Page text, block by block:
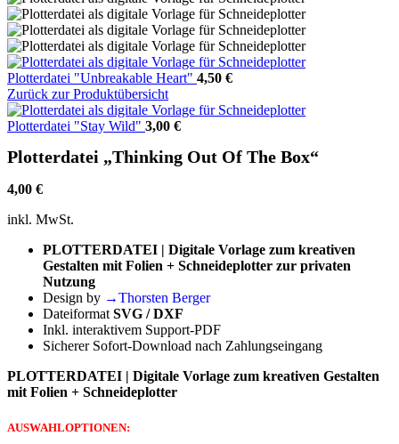
Plotterdatei "Unbreakable Heart" 4,50 €
Zurück zur Produktübersicht
Plotterdatei "Stay Wild" 3,00 €
Plotterdatei „Thinking Out Of The Box“
4,00 €
inkl. MwSt.
PLOTTERDATEI | Digitale Vorlage zum kreativen
Gestalten mit Folien + Schneideplotter zur privaten
Nutzung
Design by →Thorsten Berger
Dateiformat SVG / DXF
Inkl. interaktivem Support-PDF
Sicherer Sofort-Download nach Zahlungseingang
PLOTTERDATEI | Digitale Vorlage zum kreativen Gestalten
mit Folien + Schneideplotter
AUSWAHLOPTIONEN: